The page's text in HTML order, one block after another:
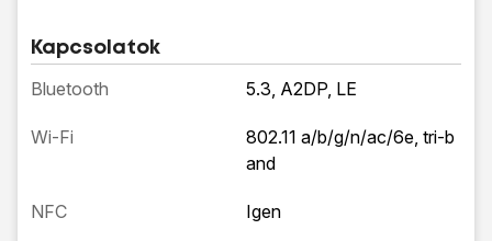
Kapcsolatok
Bluetooth 5.3, A2DP, LE
Wi-Fi
802.11 a/b/g/n/ac/6e, tri-b
and
NFC Igen